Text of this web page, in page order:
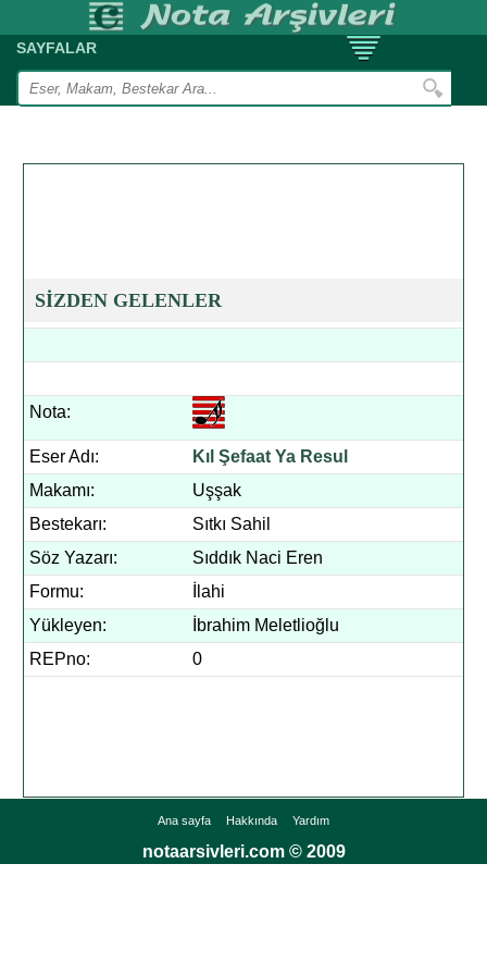
SAYFALAR
SİZDEN GELENLER
Nota:
Eser Adı:
Kıl Şefaat Ya Resul
Makamı:
Uşşak
Bestekarı:
Sıtkı Sahil
Söz Yazarı:
Sıddık Naci Eren
Formu:
İlahi
Yükleyen:
İbrahim Meletlioğlu
REPno:
0
Ana sayfa Hakkında Yardım
notaarsivleri.com © 2009